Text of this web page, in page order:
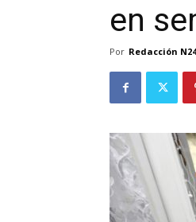
en
Por Redacción N24